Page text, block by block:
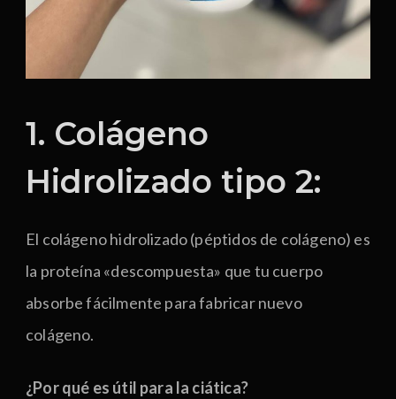
1. Colágeno
Hidrolizado tipo 2:
El colágeno hidrolizado (péptidos de colágeno) es
la proteína «descompuesta» que tu cuerpo
absorbe fácilmente para fabricar nuevo
colágeno.
¿Por qué es útil para la ciática?